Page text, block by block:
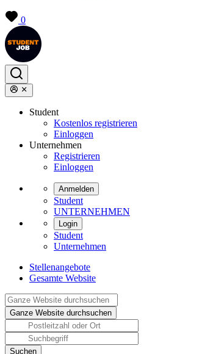
0
Student
Kostenlos registrieren
Einloggen
Unternehmen
Registrieren
Einloggen
Anmelden
Student
UNTERNEHMEN
Login
Student
Unternehmen
Stellenangebote
Gesamte Website